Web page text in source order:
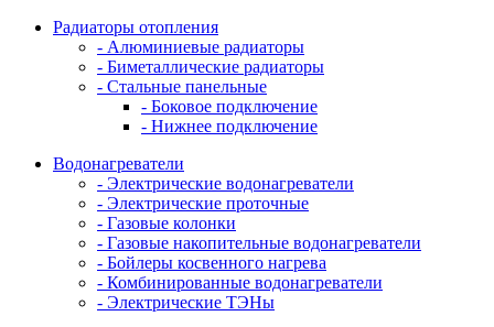
Радиаторы отопления
- Алюминиевые радиаторы
- Биметаллические радиаторы
- Стальные панельные
- Боковое подключение
- Нижнее подключение
Водонагреватели
- Электрические водонагреватели
- Электрические проточные
- Газовые колонки
- Газовые накопительные водонагреватели
- Бойлеры косвенного нагрева
- Комбинированные водонагреватели
- Электрические ТЭНы